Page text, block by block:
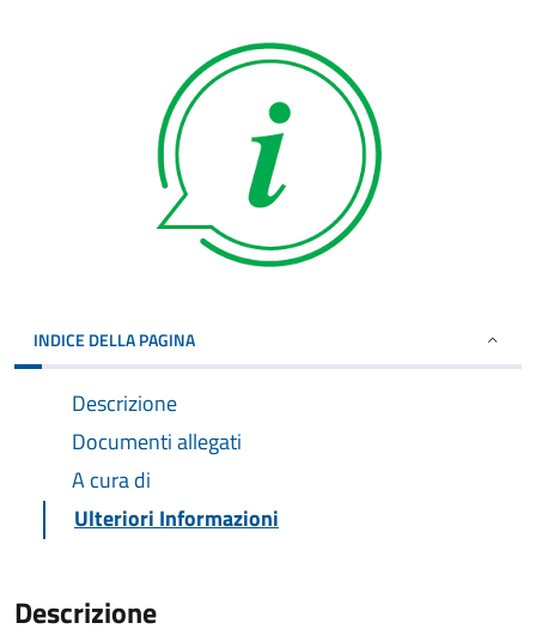
INDICE DELLA PAGINA
Descrizione
Documenti allegati
A cura di
Ulteriori Informazioni
Descrizione